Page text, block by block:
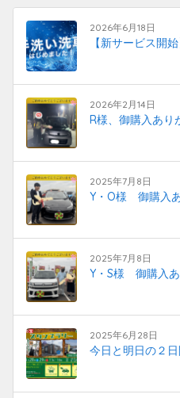
2026年6月18日
【新サービス開
2026年2月14日
R様、御購入あ
2025年7月8日
Y・O様 御購入
2025年7月8日
Y・S様 御購入
2025年6月28日
今日と明日の２